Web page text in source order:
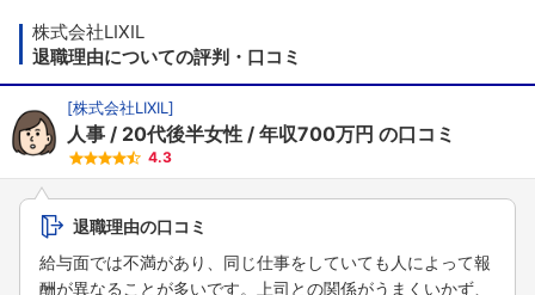
株式会社LIXIL
退職理由についての評判・口コミ
[株式会社LIXIL ]
人事 20代後半女性 年収700万円 の口コミ
4.3
退職理由の口コミ
給与面では不満があり、同じ仕事をしていても人によって報
酬が異なることが多いです。上司との関係がうまくいかず、